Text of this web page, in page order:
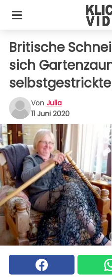
Britische
sich
Von Julia
11 Juni 2020